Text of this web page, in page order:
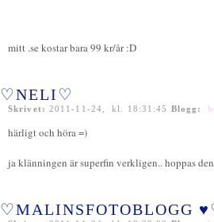
mitt .se kostar bara 99 kr/år :D
♡NELI♡
Skrivet: 2011-11-24, kl. 18:31:45 Blogg:
härligt och höra =)
ja klänningen är superfin verkligen.. hoppas
♡MALINSFOTOBLOGG